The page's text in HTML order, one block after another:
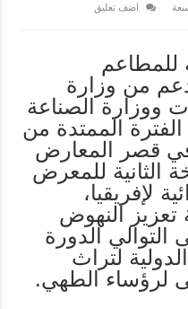
اضف تعليق
للمطاعم
من وزارة
ووزارة الصناعة
الممتدة من
5 جويلية 2024 في قصر المعارض
الثانية للمعرض
لإفريقيا،
تعزيز النهوض
الدورة
لتراث
لرؤساء الطهي.